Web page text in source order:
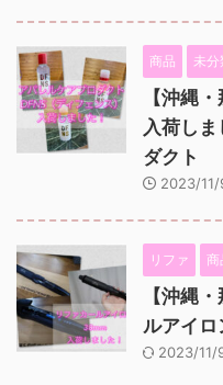
商品 未分
【沖縄
入荷し
ダクト
2023/11/
リファ 商
【沖縄
ルアイロ
2023/11/